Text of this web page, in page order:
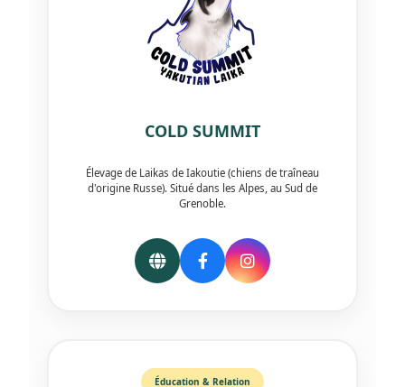
COLD SUMMIT
Élevage de Laikas de Iakoutie (chiens de traîneau
d'origine Russe). Situé dans les Alpes, au Sud de
Grenoble.
Éducation & Relation